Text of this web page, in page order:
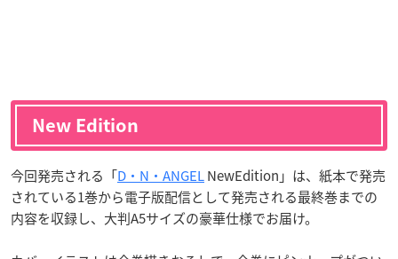
New Edition
今回発売される「D・N・ANGELNewEdition」は、紙本で発売
されている1巻から電子版配信として発売される最終巻までの
内容を収録し、大判A5サイズの豪華仕様でお届け。